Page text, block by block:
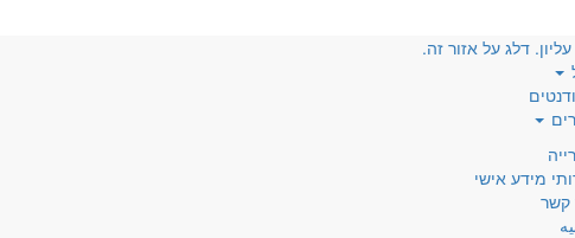
דלג על אזור זה.
מידע אישי
קשר